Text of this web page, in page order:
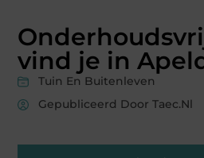
vind je in
Tuin En Buitenleven
Gepubliceerd Door Taec.nl